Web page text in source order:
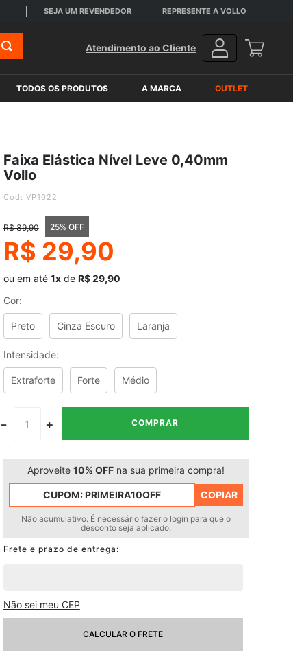
SEJA UM REVENDEDOR REPRESENTE A VOLLO
Atendimento ao Cliente
TODOS OS PRODUTOS A MARCA OUTLET
Faixa Elástica Nível Leve 0,40mm
Vollo
: VP1022
R$ 39,90 25% OFF
R$ 29,90
ou em até 1xde R$ 29,90
Cor:
Preto Cinza Escuro Laranja
Intensidade:
Extraforte Forte Médio
＋
－ COMPRAR
Aproveite 10% OFFna sua primeira compra!
CUPOM:PRIMEIRA10OFF COPIAR
Não acumulativo. É necessário fazer o login para que o
desconto seja aplicado.
Não sei meu CEP
CALCULAR O FRETE